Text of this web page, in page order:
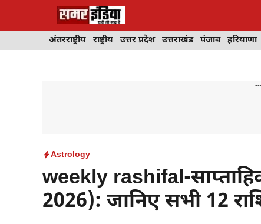
अंतरराष्ट्रीय राष्ट्रीय उत्तर प्रदेश उत्तराखंड पंजाब हरियाणा
Astrology
weekly rashifal-
2026): जानिए सभी 12